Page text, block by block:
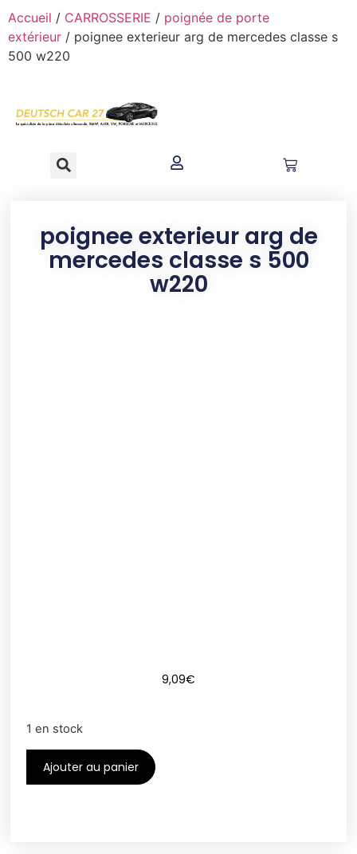
principal
Accueil / CARROSSERIE / poignée de porte
extérieur / poignee exterieur arg de mercedes classe s
500 w220
poignee exterieur arg de
mercedes classe s 500
w220
9,09€
1 en stock
Ajouter au panier